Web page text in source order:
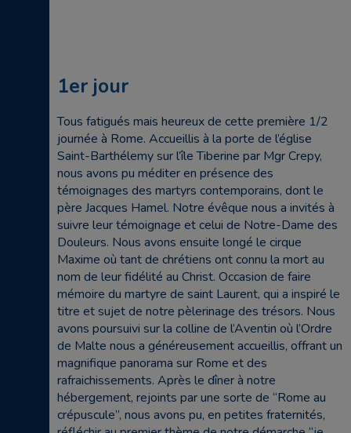
1er jour
Tous fatigués mais heureux de cette première 1/2
journée à Rome. Accueillis à la porte de l’église
Saint-Barthélemy sur l’île Tiberine par Mgr Crepy,
nous avons pu méditer en présence des
témoignages des martyrs contemporains, dont le
père Jacques Hamel. Notre évêque nous a invités à
suivre leur témoignage et celui de Notre-Dame des
Douleurs. Nous avons ensuite longé le cirque
Maxime où tant de chrétiens ont connu la mort au
nom de leur fidélité au Christ. Occasion de faire
mémoire du martyre de saint Laurent, qui a inspiré le
titre et sujet de notre pèlerinage des trésors. Nous
avons poursuivi sur la colline de l’Aventin où l’Ordre
de Malte nous a généreusement accueillis, offrant un
magnifique panorama sur Rome et des
rafraichissements. Après le dîner à notre
hébergement, rejoints par une sorte de “Rome au
crépuscule”, nous avons pu, en petites fraternités,